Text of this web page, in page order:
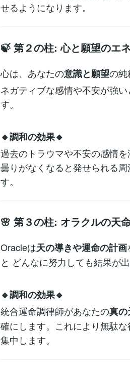
せるようになります。
🍃 第２の柱: 心と願望のエ
心は、あなたの意識と願望の純
ネガティブな感情や不安が強
す。
🔹調和の効果🔹
過去のトラウマや不安の感情
曇りがなくなると発せられる
す。
🌸 第３の柱: オラクルの天
Oracleは天の導きや運命の計画
と どんなに努力しても結果が出
🔹調和の効果🔹
統合運命調律師があなたの真
確にします。これにより無駄
集中します。